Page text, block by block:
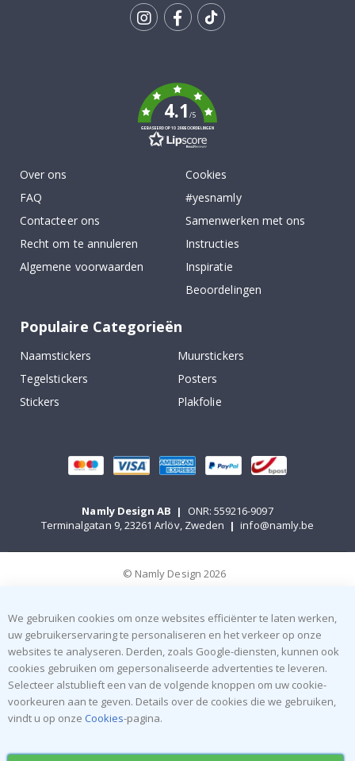
4.1/5
GEBASEERD OP 1029 BEOORDELINGEN
Over ons
FAQ
Contacteer ons
Recht om te annuleren
Algemene voorwaarden
Cookies
#yesnamly
Samenwerken met ons
Instructies
Inspiratie
Beoordelingen
Populaire Categorieën
Naamstickers
Muurstickers
Tegelstickers
Posters
Stickers
Plakfolie
Namly Design AB |
ONR: 559216-9097
Terminalgatan 9, 23261 Arlöv, Zweden | info@namly.be
© Namly Design 2026
We gebruiken cookies om onze websites efficiënter te laten werken,
uw gebruikerservaring te personaliseren en het verkeer op onze
websites te analyseren. Derden, zoals Google-diensten, kunnen ook
cookies gebruiken om gepersonaliseerde advertenties te leveren.
Selecteer alstublieft een van de volgende knoppen om uw cookie-
voorkeuren aan te geven. Details over de cookies die we gebruiken,
vindt u op onze Cookies-pagina.